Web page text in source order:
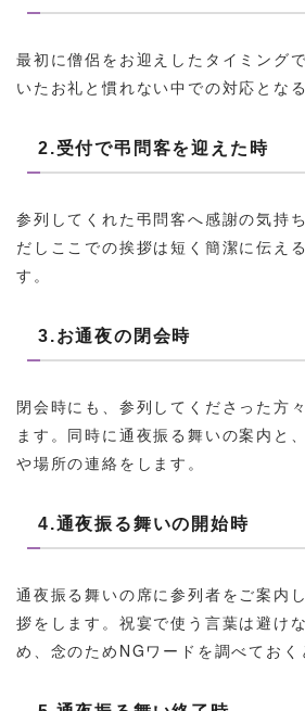
最初に僧侶をお迎えしたタイミング
いたお礼と慣れない中での対応とな
2.受付で弔問客を迎えた時
参列してくれた弔問客へ感謝の気持
だしここでの挨拶は短く簡潔に伝え
す。
3.お通夜の閉会時
閉会時にも、参列してくださった方
ます。同時に通夜振る舞いの案内と
や場所の連絡をします。
4.通夜振る舞いの開始時
通夜振る舞いの席に参列者をご案内
拶をします。祝宴で使う言葉は避け
め、念のためNGワードを調べておく